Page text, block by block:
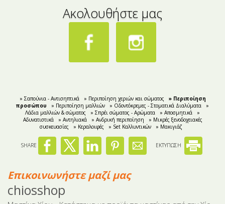
Ακολουθήστε μας
» Σαπούνια - Αντισηπτικά » Περιποίηση χεριών και σώματος
» Περιποίηση
προσώπου
» Περιποίηση μαλλιών » Οδοντόκρεμες - Στοματικά Διαλύματα
»
Λάδια μαλλιών & σώματος
» Σπρέι σώματος - Αρώματα » Αποσμητικά
»
Aδυνατιστικά
» Αντηλιακά » Ανδρική περιποίηση
» Μικρές ξενοδοχειακές
συσκευασίες
» Κεραλοιφές » Set Καλλυντικών » Μακιγιάζ
SHARE ΕΚΤΥΠΩΣΗ
Επικοινωνήστε μαζί μας
chiosshop